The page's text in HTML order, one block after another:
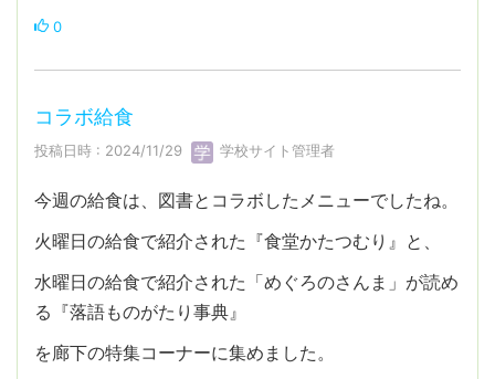
0
コラボ給食
投稿日時 : 2024/11/29 学校サイト管理者
今週の給食は、図書とコラボしたメニューでしたね。
火曜日の給食で紹介された『食堂かたつむり』と、
水曜日の給食で紹介された「めぐろのさんま」が読め
る『落語ものがたり事典』
を廊下の特集コーナーに集めました。